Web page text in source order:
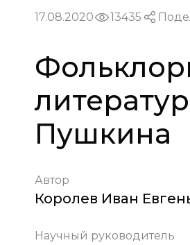
17.08.2020 13435
Пушкина
Автор
Королев Иван
Научный руководитель